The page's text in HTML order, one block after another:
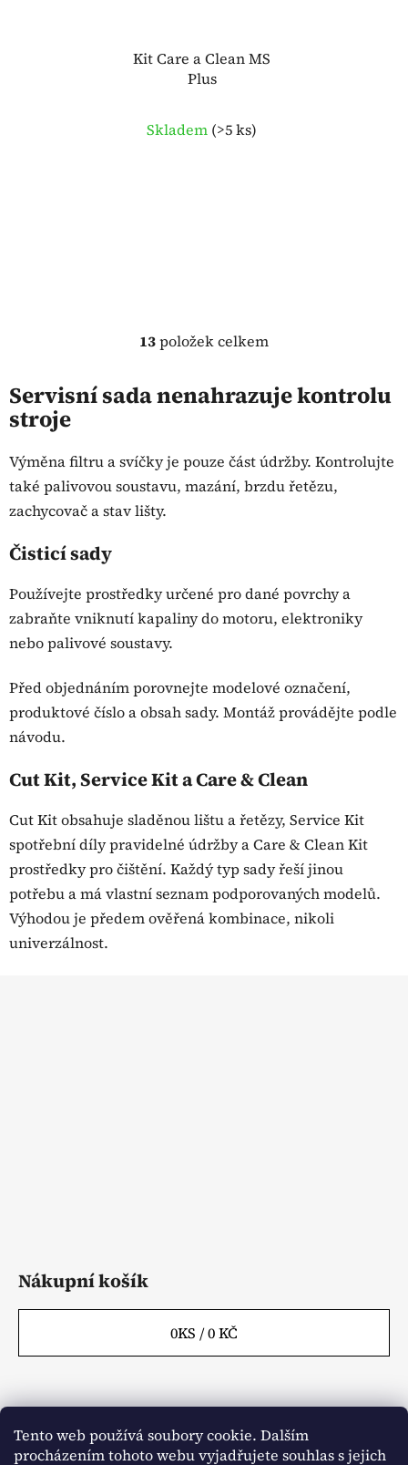
Tento web používá soubory cookie. Dalším
procházením tohoto webu vyjadřujete souhlas s jejich
Kit Care a Clean MS
Plus
Skladem (>5 ks)
O
l
á
c
í
y
v
ý
s
u
13položek celkem
Servisní sada nenahrazuje kontrolu
stroje
Výměna filtru a svíčky je pouze část údržby. Kontrolujte
také palivovou soustavu, mazání, brzdu řetězu,
zachycovač a stav lišty.
Čisticí sady
Používejte prostředky určené pro dané povrchy a
zabraňte vniknutí kapaliny do motoru, elektroniky
nebo palivové soustavy.
Před objednáním porovnejte modelové označení,
produktové číslo a obsah sady. Montáž provádějte podle
návodu.
Cut Kit, Service Kit a Care & Clean
Cut Kit obsahuje sladěnou lištu a řetězy, Service Kit
spotřební díly pravidelné údržby a Care & Clean Kit
prostředky pro čištění. Každý typ sady řeší jinou
potřebu a má vlastní seznam podporovaných modelů.
Výhodou je předem ověřená kombinace, nikoli
univerzálnost.
Nákupní košík
0KS /0 KČ
Webové stránky
Kontakty